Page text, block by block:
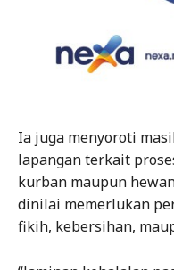
Ia juga menyoroti
lapangan terkait
kurban maupun
dinilai memerlukan
fikih, kebersihan,